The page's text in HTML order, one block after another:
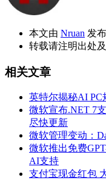
本文由 Nruan 发
转载请注明出处
相关文章
英特尔揭秘AI PC
微软宣布.NET 7
尽快更新
微软管理变动：
微软推出免费
AI支持
支付宝现金红包